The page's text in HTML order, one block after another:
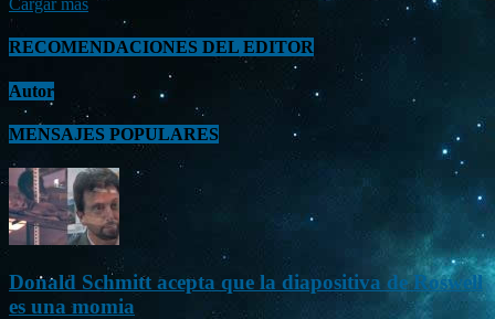
Cargar más
RECOMENDACIONES DEL EDITOR
Autor
MENSAJES POPULARES
Donald Schmitt acepta que la diapositiva de Roswell
es una momia